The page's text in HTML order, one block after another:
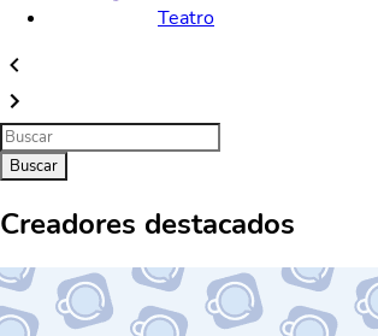
Teatro
Buscar
Creadores destacados